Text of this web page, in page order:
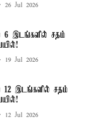
26 Jul 2026
6 இடங்களில் சதம்
19 Jul 2026
12 இடங்களில் சதம்
12 Jul 2026